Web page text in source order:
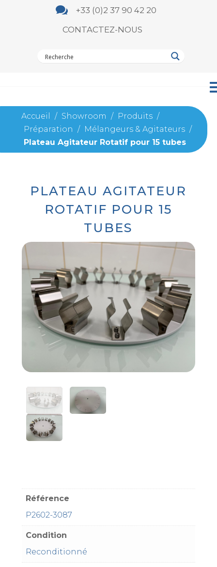

+33 (0)2 37 90 42 20
CONTACTEZ-NOUS
Accueil / Showroom / Produits /
Préparation / Mélangeurs & Agitateurs /
Plateau Agitateur Rotatif pour 15 tubes
PLATEAU AGITATEUR
ROTATIF POUR 15
TUBES
Référence
P2602-3087
Condition
Reconditionné